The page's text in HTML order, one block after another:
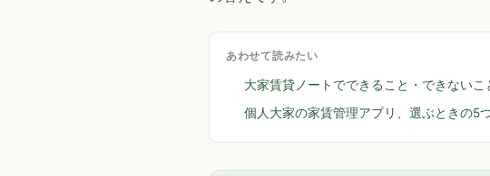
あわせて読みたい
大家賃貸ノートでできること・できないこ
個人大家の家賃管理アプリ、選ぶときの5